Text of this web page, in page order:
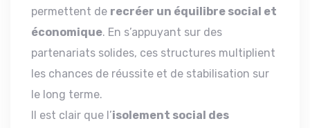
permettent de recréer un équilibre social et
économique. En s’appuyant sur des
partenariats solides, ces structures multiplient
les chances de réussite et de stabilisation sur
le long terme.
Il est clair que l’isolement social des